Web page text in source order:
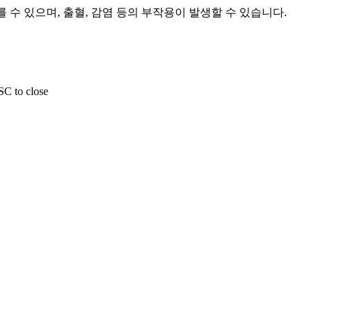
수 있으며, 출혈, 감염 등의 부작용이 발생할 수 있습니다.
to close